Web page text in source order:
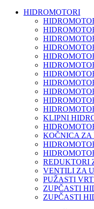
HIDROMOTORI
KLIPNI
KOČNICA ZA
REDUKTORI
VENTILI ZA
PUŽASTI
ZUPČASTI
ZUPČASTI